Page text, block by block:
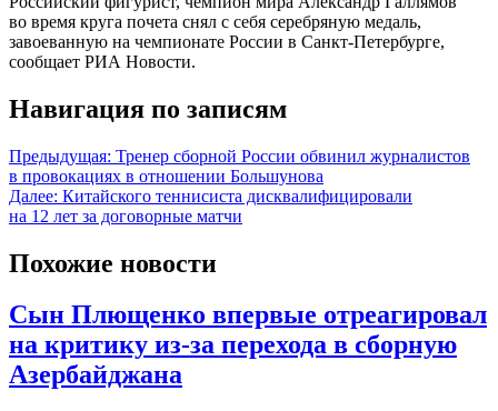
во время круга почета снял с себя серебряную медаль,
завоеванную на чемпионате России в Санкт-Петербурге,
сообщает РИА Новости.
Навигация по записям
Предыдущая: Тренер сборной России обвинил журналистов
в провокациях в отношении Большунова
Далее: Китайского теннисиста дисквалифицировали
на 12 лет за договорные матчи
Похожие новости
Сын Плющенко впервые отреагировал
на критику из-за перехода в сборную
Азербайджана